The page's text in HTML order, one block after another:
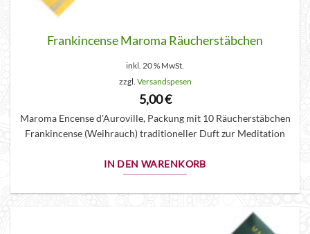
Frankincense Maroma Räucherstäbchen
inkl. 20 % MwSt.
zzgl. Versandspesen
5,00€
Maroma Encense d'Auroville, Packung mit 10 Räucherstäbchen
Frankincense (Weihrauch) traditioneller Duft zur Meditation
IN DEN WARENKORB